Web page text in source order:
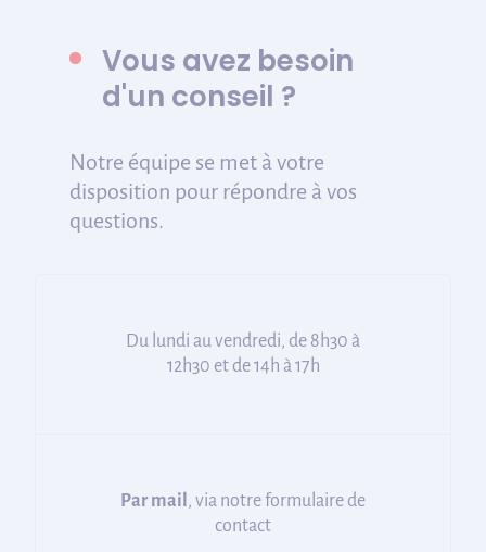
Vous avez besoin
d'un conseil ?
Notre équipe se met à votre
disposition pour répondre à vos
questions.
Du lundi au vendredi, de 8h30 à
12h30 et de 14h à 17h
Par mail , via notre formulaire de
contact